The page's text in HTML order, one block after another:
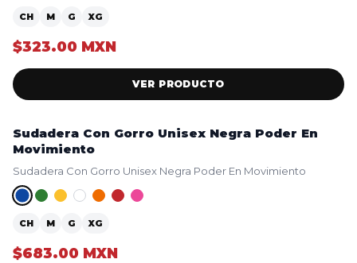
CH M G XG
$323.00 MXN
VER PRODUCTO
NUEVO
Sudadera Con Gorro Unisex Negra Poder En
Movimiento
Sudadera Con Gorro Unisex Negra Poder En Movimiento
CH M G XG
$683.00 MXN